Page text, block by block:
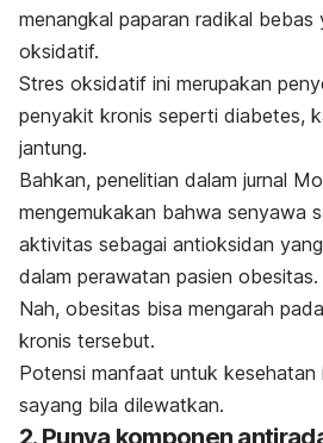
menangkal paparan radikal bebas
oksidatif.
Stres oksidatif ini merupakan
penyakit kronis seperti diabetes,
jantung.
Bahkan, penelitian dalam jurnal
mengemukakan bahwa senyawa
aktivitas sebagai antioksidan
dalam perawatan pasien obesitas.
Nah, obesitas bisa mengarah
kronis tersebut.
Potensi manfaat untuk kesehatan
sayang bila dilewatkan.
2. Punya komponen